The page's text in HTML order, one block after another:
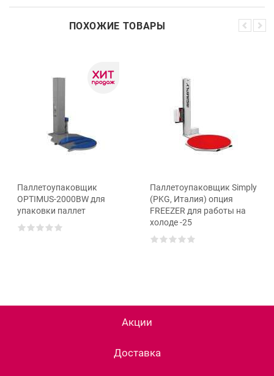
ПОХОЖИЕ ТОВАРЫ
Паллетоупаковщик
OPTIMUS-2000ВW для
упаковки паллет
Паллетоупаковщик Simply
(PKG, Италия) опция
FREEZER для работы на
холоде -25
Акции
Доставка